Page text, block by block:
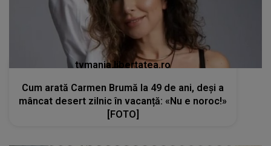
tvmania.libertatea.ro
Cum arată Carmen Brumă la 49 de ani, deși a
mâncat desert zilnic în vacanță: «Nu e noroc!»
[FOTO]